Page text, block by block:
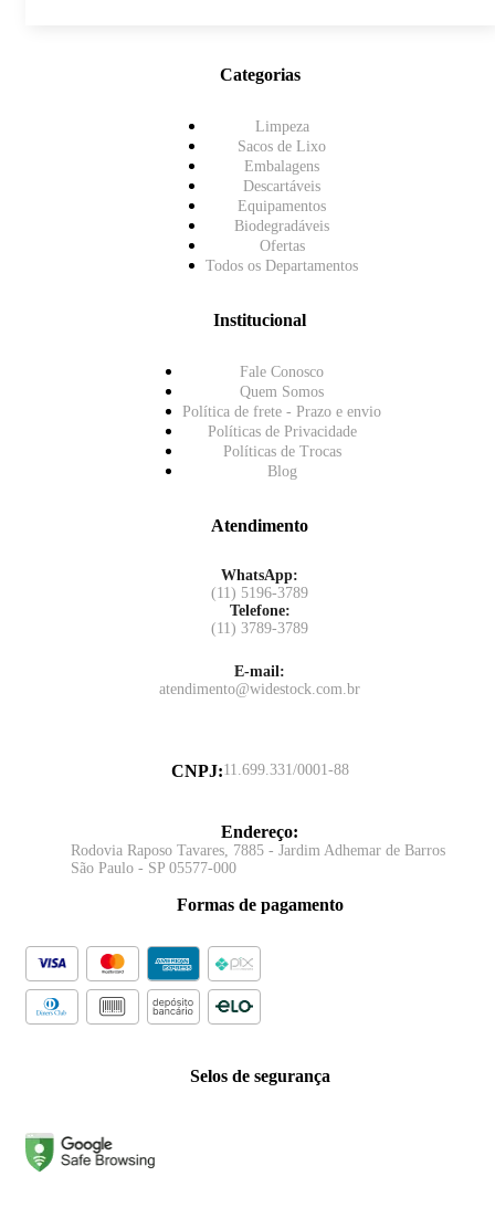
Categorias
Limpeza
Sacos de Lixo
Embalagens
Descartáveis
Equipamentos
Biodegradáveis
Ofertas
Todos os Departamentos
Institucional
Fale Conosco
Quem Somos
Política de frete - Prazo e envio
Políticas de Privacidade
Políticas de Trocas
Blog
Atendimento
WhatsApp:
(11) 5196-3789
Telefone:
(11) 3789-3789
E-mail:
atendimento@widestock.com.br
CNPJ:11.699.331/0001-88
Endereço:
Rodovia Raposo Tavares, 7885 - Jardim Adhemar de Barros
São Paulo - SP 05577-000
Formas de pagamento
Selos de segurança